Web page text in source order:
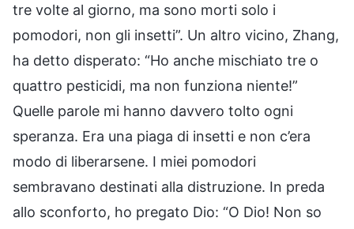
tre volte al giorno, ma sono morti solo i
pomodori, non gli insetti”. Un altro vicino, Zhang,
ha detto disperato: “Ho anche mischiato tre o
quattro pesticidi, ma non funziona niente!”
Quelle parole mi hanno davvero tolto ogni
speranza. Era una piaga di insetti e non c’era
modo di liberarsene. I miei pomodori
sembravano destinati alla distruzione. In preda
allo sconforto, ho pregato Dio: “O Dio! Non so